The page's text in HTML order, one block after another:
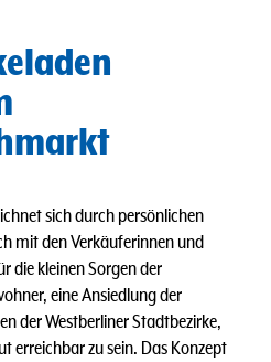
sich durch persönlichen
mit den Verkäuferinnen und
die kleinen Sorgen der
eine Ansiedlung der
der Westberliner Stadtbezirke,
erreichbar zu sein. Das Konzept